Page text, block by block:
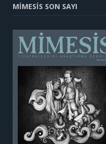
MİMESİS SON SAYI